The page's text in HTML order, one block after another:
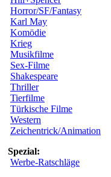
Horror/SF/Fantasy
Karl May
Komödie
Krieg
Musikfilme
Sex-Filme
Shakespeare
Thriller
Tierfilme
Türkische Filme
Western
Zeichentrick/Animation
Spezial:
Werbe-Ratschläge